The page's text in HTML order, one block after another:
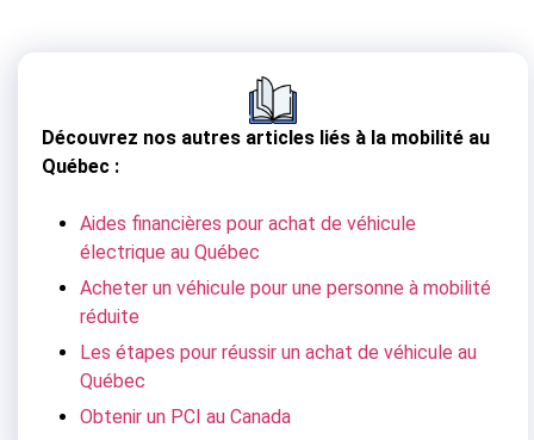
Découvrez nos autres articles liés à la mobilité au
Québec :
Aides financières pour achat de véhicule
électrique au Québec
Acheter un véhicule pour une personne à mobilité
réduite
Les étapes pour réussir un achat de véhicule au
Québec
Obtenir un PCI au Canada